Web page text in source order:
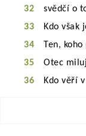
32
svědčí o
33
Kdo však
34
Ten,
35
Otec
36
Kdo věří